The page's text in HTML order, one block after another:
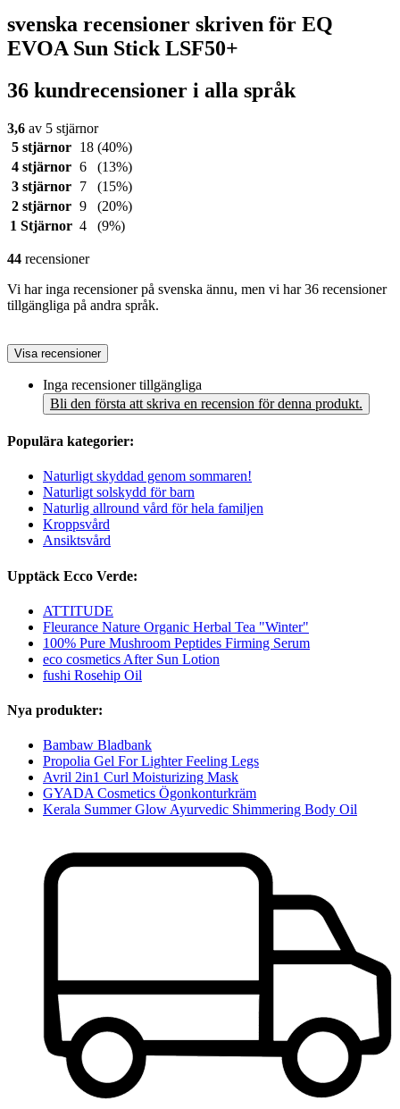
svenska recensioner skriven för EQ
EVOA Sun Stick LSF50+
36 kundrecensioner i alla språk
3,6 av 5 stjärnor
5 stjärnor
18 (40%)
4 stjärnor 6
(13%)
3 stjärnor
7
(15%)
2 stjärnor 9
(20%)
1 Stjärnor 4 (9%)
44 recensioner
Vi har inga recensioner på svenska ännu, men vi har 36 recensioner
tillgängliga på andra språk.
Visa recensioner
Inga recensioner tillgängliga
Bli den första att skriva en recension för denna produkt.
Populära kategorier:
Naturligt skyddad genom sommaren!
Naturligt solskydd för barn
Naturlig allround vård för hela familjen
Kroppsvård
Ansiktsvård
Upptäck Ecco Verde:
ATTITUDE
Fleurance Nature Organic Herbal Tea "Winter"
100% Pure Mushroom Peptides Firming Serum
eco cosmetics After Sun Lotion
fushi Rosehip Oil
Nya produkter:
Bambaw Bladbank
Propolia Gel For Lighter Feeling Legs
Avril 2in1 Curl Moisturizing Mask
GYADA Cosmetics Ögonkonturkräm
Kerala Summer Glow Ayurvedic Shimmering Body Oil